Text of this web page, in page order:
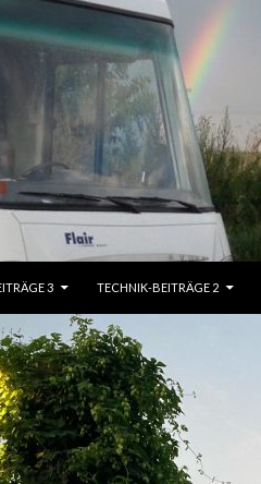
3 TECHNIK-BEITRÄGE 2